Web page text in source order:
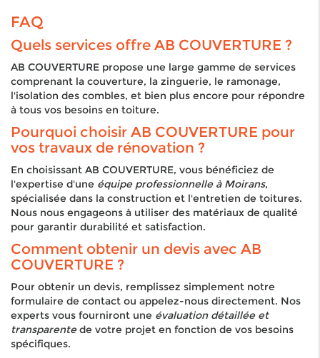
FAQ
Quels services offre AB COUVERTURE ?
AB COUVERTURE propose une large gamme de services
comprenant la couverture, la zinguerie, le ramonage,
l'isolation des combles, et bien plus encore pour répondre
à tous vos besoins en toiture.
Pourquoi choisir AB COUVERTURE pour
vos travaux de rénovation ?
En choisissant AB COUVERTURE, vous bénéficiez de
l'expertise d'une équipe professionnelle à Moirans,
spécialisée dans la construction et l'entretien de toitures.
Nous nous engageons à utiliser des matériaux de qualité
pour garantir durabilité et satisfaction.
Comment obtenir un devis avec AB
COUVERTURE ?
Pour obtenir un devis, remplissez simplement notre
formulaire de contact ou appelez-nous directement. Nos
experts vous fourniront une évaluation détaillée et
transparentede votre projet en fonction de vos besoins
spécifiques.